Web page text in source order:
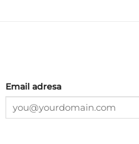
Email adresa